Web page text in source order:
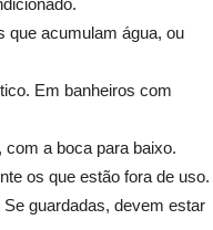
que acumulam água, ou
Em banheiros com
a boca para baixo.
os que estão fora de uso.
guardadas, devem estar